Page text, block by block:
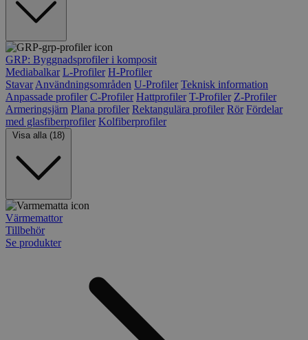
GRP: Byggnadsprofiler i komposit
Mediabalkar L-Profiler H-Profiler
Stavar Användningsområden U-Profiler Teknisk information
Anpassade profiler C-Profiler Hattprofiler T-Profiler Z-Profiler
Armeringsjärn Plana profiler Rektangulära profiler Rör Fördelar
med glasfiberprofiler Kolfiberprofiler
Visa alla (18)
Värmemattor
Tillbehör
Se produkter